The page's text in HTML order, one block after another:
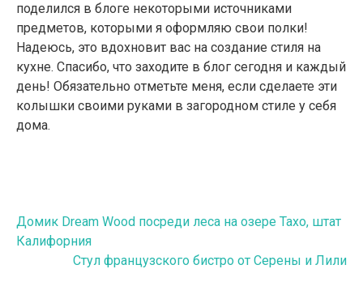
поделился в блоге некоторыми источниками
предметов, которыми я оформляю свои полки!
Надеюсь, это вдохновит вас на создание стиля на
кухне. Спасибо, что заходите в блог сегодня и каждый
день! Обязательно отметьте меня, если сделаете эти
колышки своими руками в загородном стиле у себя
дома.
Навигация
по
записям
Домик Dream Wood посреди леса на озере Тахо, штат
Калифорния
Стул французского бистро от Серены и Лили